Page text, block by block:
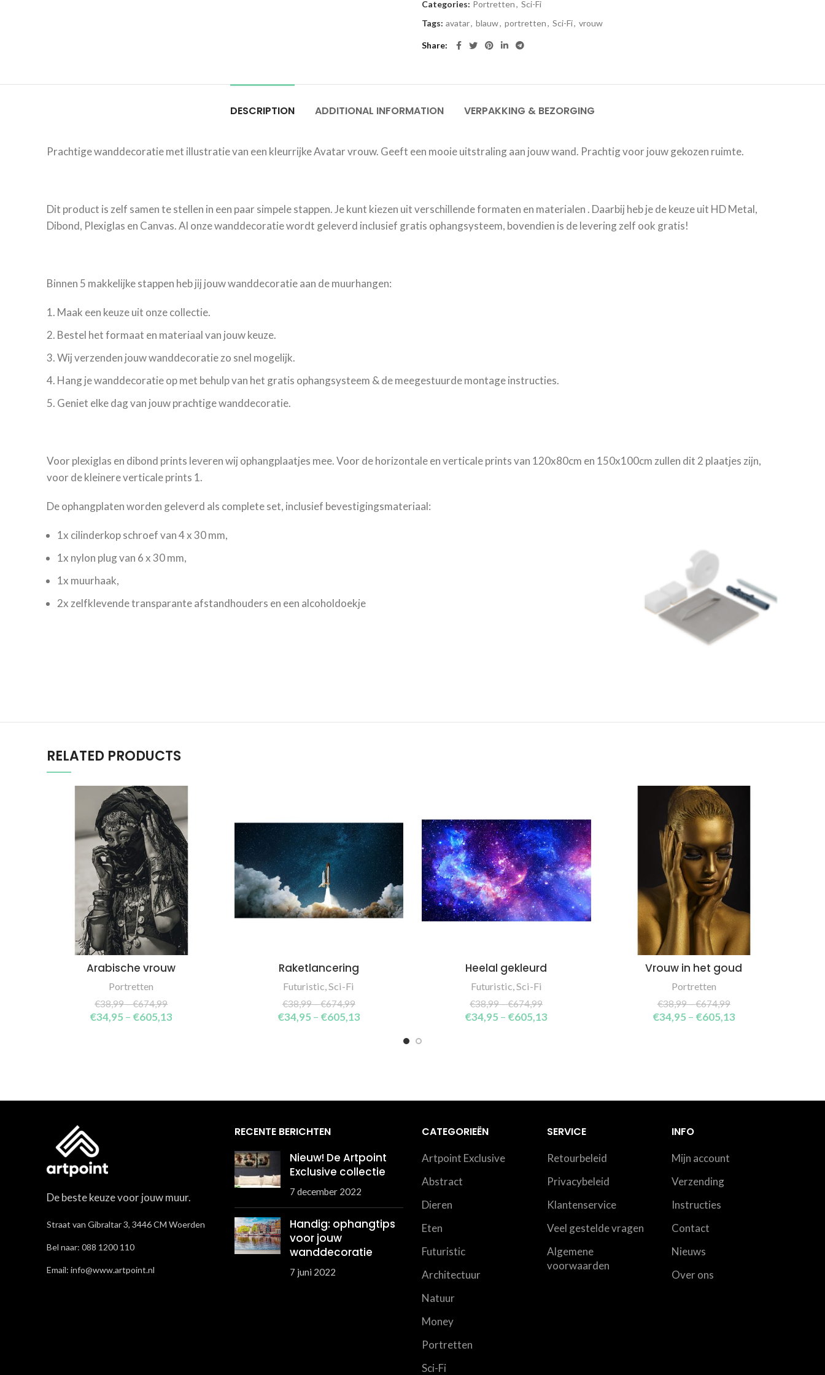
Categories: Portretten, Sci-Fi
Tags: avatar, blauw, portretten, Sci-Fi, vrouw
Share
DESCRIPTION ADDITIONAL INFORMATION VERPAKKING & BEZORGING
Prachtige wanddecoratie met illustratie van een kleurrijke Avatar vrouw. Geeft een mooie uitstraling aan jouw wand. Prachtig voor jouw gekozen ruimte.
Dit product is zelf samen te stellen in een paar simpele stappen. Je kunt kiezen uit verschillende formaten en materialen . Daarbij heb je de keuze uit HD Metal,
Dibond, Plexiglas en Canvas. Al onze wanddecoratie wordt geleverd inclusief gratis ophangsysteem, bovendien is de levering zelf ook gratis!
Binnen 5 makkelijke stappen heb jij jouw wanddecoratie aan de muurhangen:
Maak een keuze uit onze collectie.
Bestel het formaat en materiaal van jouw keuze.
Wij verzenden jouw wanddecoratie zo snel mogelijk.
Hang je wanddecoratie op met behulp van het gratis ophangsysteem & de meegestuurde montage instructies.
Geniet elke dag van jouw prachtige wanddecoratie.
Voor plexiglas en dibond prints leveren wij ophangplaatjes mee. Voor de horizontale en verticale prints van 120x80cm en 150x100cm zullen dit 2 plaatjes zijn,
voor de kleinere verticale prints 1.
De ophangplaten worden geleverd als complete set, inclusief bevestigingsmateriaal:
1x cilinderkop schroef van 4 x 30 mm,
1x nylon plug van 6 x 30 mm,
1x muurhaak,
2x zelfklevende transparante afstandhouders en een alcoholdoekje
RELATED PRODUCTS
SELECT OPTIONS
Arabische vrouw
Portretten
€38,99–€674,99
€34,95 – €605,13
SELECT OPTIONS
Raketlancering
Futuristic Sci-Fi
€38,99–€674,99
€34,95 – €605,13
SELECT OPTIONS
Heelal gekleurd
Futuristic Sci-Fi
€38,99–€674,99
€34,95 – €605,13
SELECT OPTIONS
Vrouw in het goud
Portretten
€38,99–€674,99
€34,95 – €605,13
De beste keuze voor jouw muur.
Straat van Gibraltar 3, 3446 CM Woerden
Bel naar: 088 1200 110
Email: info@www.artpoint.nl
RECENTE BERICHTEN
Nieuw! De Artpoint
Exclusive collectie
7 december 2022
Handig: ophangtips
voor jouw
wanddecoratie
7 juni 2022
CATEGORIEËN
Artpoint Exclusive
Abstract
Dieren
Eten
Futuristic
Architectuur
Natuur
Money
Portretten
Sci-Fi
SERVICE
Retourbeleid
Privacybeleid
Klantenservice
Veel gestelde vragen
Algemene
voorwaarden
INFO
Mijn account
Verzending
Instructies
Contact
Nieuws
Over ons